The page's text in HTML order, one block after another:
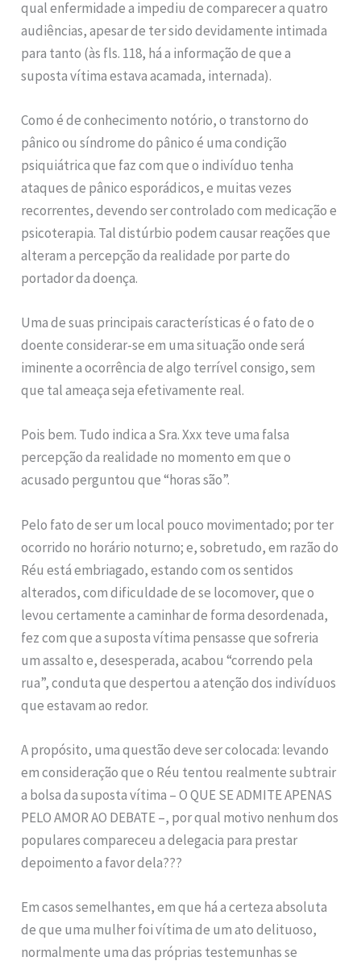
qual enfermidade a impediu de comparecer a quatro
audiências, apesar de ter sido devidamente intimada
para tanto (às fls. 118, há a informação de que a
suposta vítima estava acamada, internada).
Como é de conhecimento notório, o transtorno do
pânico ou síndrome do pânico é uma condição
psiquiátrica que faz com que o indivíduo tenha
ataques de pânico esporádicos, e muitas vezes
recorrentes, devendo ser controlado com medicação e
psicoterapia. Tal distúrbio podem causar reações que
alteram a percepção da realidade por parte do
portador da doença.
Uma de suas principais características é o fato de o
doente considerar-se em uma situação onde será
iminente a ocorrência de algo terrível consigo, sem
que tal ameaça seja efetivamente real.
Pois bem. Tudo indica a Sra. Xxx teve uma falsa
percepção da realidade no momento em que o
acusado perguntou que “horas são”.
Pelo fato de ser um local pouco movimentado; por ter
ocorrido no horário noturno; e, sobretudo, em razão do
Réu está embriagado, estando com os sentidos
alterados, com dificuldade de se locomover, que o
levou certamente a caminhar de forma desordenada,
fez com que a suposta vítima pensasse que sofreria
um assalto e, desesperada, acabou “correndo pela
rua”, conduta que despertou a atenção dos indivíduos
que estavam ao redor.
A propósito, uma questão deve ser colocada: levando
em consideração que o Réu tentou realmente subtrair
a bolsa da suposta vítima – O QUE SE ADMITE APENAS
PELO AMOR AO DEBATE –, por qual motivo nenhum dos
populares compareceu a delegacia para prestar
depoimento a favor dela???
Em casos semelhantes, em que há a certeza absoluta
de que uma mulher foi vítima de um ato delituoso,
normalmente uma das próprias testemunhas se